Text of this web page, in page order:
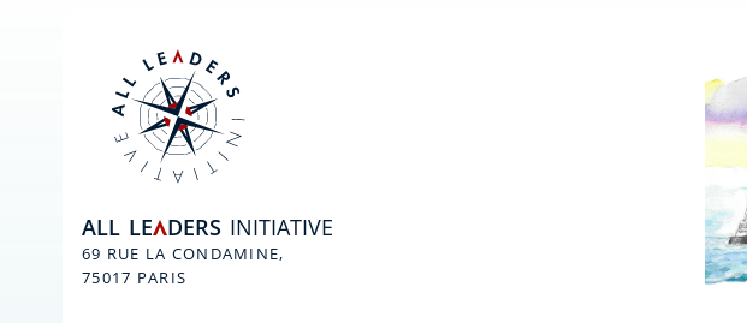
ALL LEADERS INITIATIVE
69 RUE LA CONDAMINE,
75017 PARIS